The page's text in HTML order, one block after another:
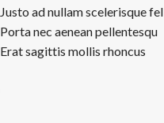
Justo ad nullam scelerisque fel
Porta nec aenean pellentesqu
Erat sagittis mollis rhoncus